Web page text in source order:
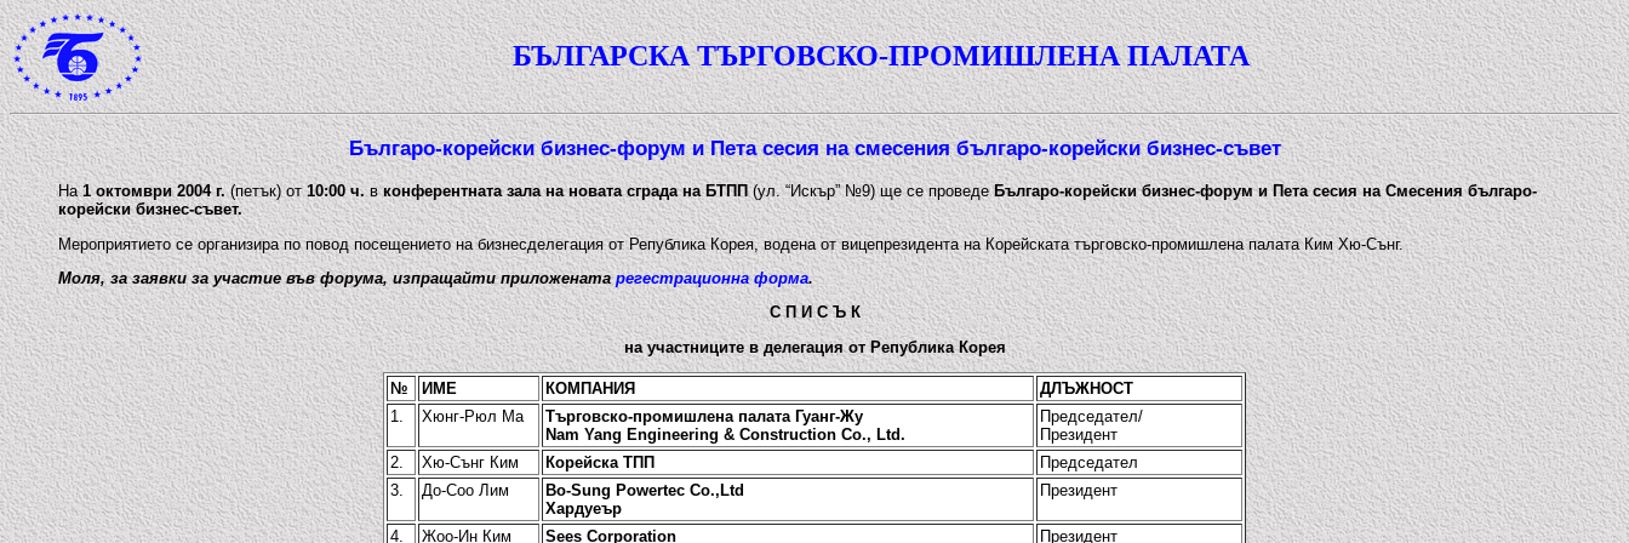
БЪЛГАРСКА ТЪРГОВСКО-ПРОМИШЛЕНА ПАЛАТА
Българо-корейски бизнес-форум и Пета сесия на смесения българо-корейски бизнес-съвет
На1 октомври 2004 г.(петък) от10:00 ч.вконферентната зала на новата сграда на БТПП(ул. “Искър” №9) ще се проведеБългаро-корейски бизнес-форум и Пета сесия на Смесения българо-
корейски бизнес-съвет.
Мероприятието се организира по повод посещението на бизнесделегация от Република Корея, водена от вицепрезидента на Корейската търговско-промишлена палата Ким Хю-Сънг.
Моля, за заявки за участие във форума, изпращайти приложенатарегестрационна форма.
С П И С Ъ К
на участниците в делегация от Република Корея
№ ИМЕ КОМПАНИЯ
ДЛЪЖНОСТ
1.
Хюнг-Рюл Ма
Търговско-промишлена палата Гуанг-Жу
Nam Yang Engineering & Construction Co., Ltd.
Председател/
Президент
2.
Хю-Сънг Ким Корейска ТПП
Председател
3.
До-Соо Лим
Bo-Sung Powertec Co.,Ltd
Хардуеър
Президент
4. Жоо-Ин Ким Sees Corporation Президент